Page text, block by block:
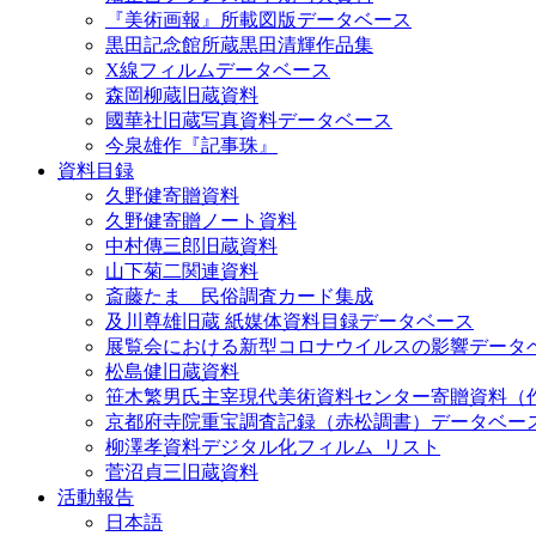
『美術画報』所載図版データベース
黒田記念館所蔵黒田清輝作品集
X線フィルムデータベース
森岡柳蔵旧蔵資料
國華社旧蔵写真資料データベース
今泉雄作『記事珠』
資料目録
久野健寄贈資料
久野健寄贈ノート資料
中村傳三郎旧蔵資料
山下菊二関連資料
斎藤たま 民俗調査カード集成
及川尊雄旧蔵 紙媒体資料目録データベース
展覧会における新型コロナウイルスの影響データ
松島健旧蔵資料
笹木繁男氏主宰現代美術資料センター寄贈資料（
京都府寺院重宝調査記録（赤松調書）データベー
柳澤孝資料デジタル化フィルム_リスト
菅沼貞三旧蔵資料
活動報告
日本語